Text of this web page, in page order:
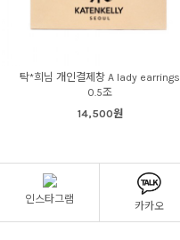
탁*희님 개인결제창 A lady earrings
0.5조
14,500원
인스타그램
카카오